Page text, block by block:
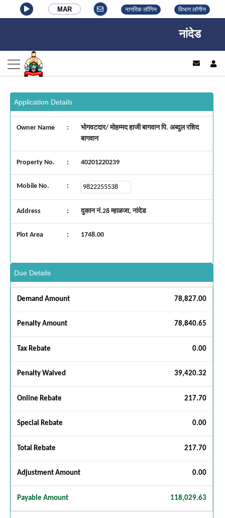
MAR नागरिक लॉगिन विभाग लॉगीन
नांदेड
Application Details
Owner Name :
भोगवटदार/ मोहम्मद हाजी बागवान पि. अब्दुल रशिद
बागवान
Property No. : 40201220239
Mobile No. :
Address : दुकान नं.28 म्हाळजा, नांदेड
Plot Area : 1748.00
Due Details
Demand Amount 78,827.00
Penalty Amount 78,840.65
Tax Rebate 0.00
Penalty Waived 39,420.32
Online Rebate 217.70
Special Rebate 0.00
Total Rebate 217.70
Adjustment Amount 0.00
Payable Amount 118,029.63